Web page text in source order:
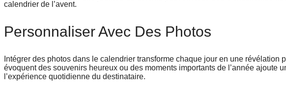
calendrier de l’avent.
Personnaliser Avec Des Photos
Intégrer des photos dans le calendrier transforme chaque jour en une révélation
évoquent des souvenirs heureux ou des moments importants de l’année ajoute
l’expérience quotidienne du destinataire.